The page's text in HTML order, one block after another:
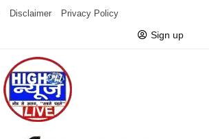
Disclaimer Privacy Policy
Sign up